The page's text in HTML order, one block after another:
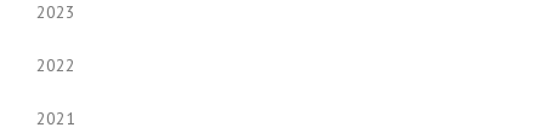
2023
2022
2021